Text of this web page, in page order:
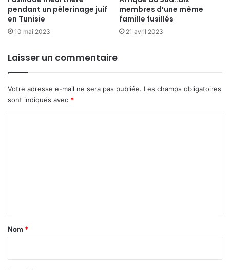
pendant un pèlerinage juif
en Tunisie
10 mai 2023
membres d’une même
famille fusillés
21 avril 2023
Laisser un commentaire
Votre adresse e-mail ne sera pas publiée. Les champs obligatoires
sont indiqués avec *
a
Nom *